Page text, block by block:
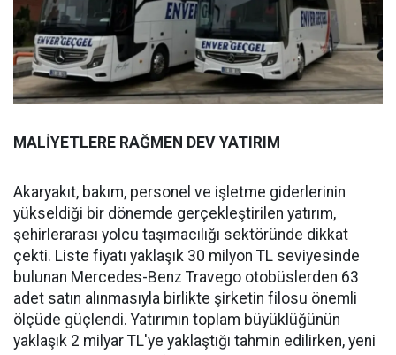
MALİYETLERE RAĞMEN DEV YATIRIM
Akaryakıt, bakım, personel ve işletme giderlerinin
yükseldiği bir dönemde gerçekleştirilen yatırım,
şehirlerarası yolcu taşımacılığı sektöründe dikkat
çekti. Liste fiyatı yaklaşık 30 milyon TL seviyesinde
bulunan Mercedes-Benz Travego otobüslerden 63
adet satın alınmasıyla birlikte şirketin filosu önemli
ölçüde güçlendi. Yatırımın toplam büyüklüğünün
yaklaşık 2 milyar TL'ye yaklaştığı tahmin edilirken, yeni